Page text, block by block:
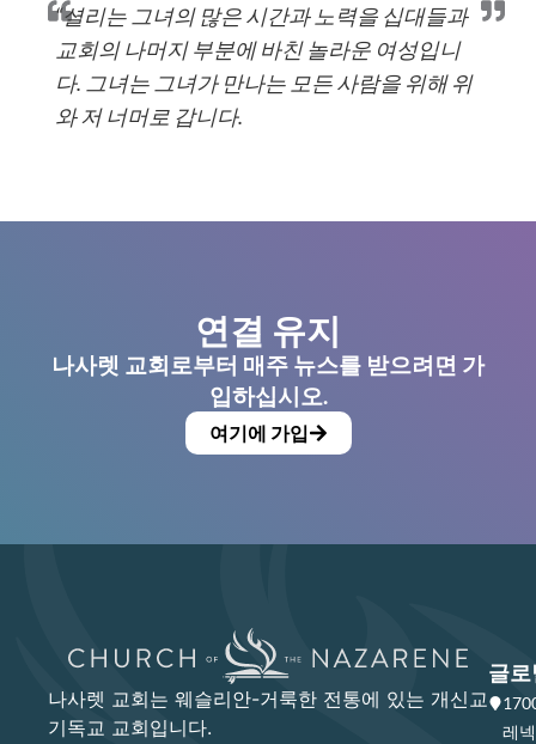
“셜리는 그녀의 많은 시간과 노력을 십대들과
교회의 나머지 부분에 바친 놀라운 여성입니
다. 그녀는 그녀가 만나는 모든 사람을 위해 위
와 저 너머로 갑니다.
연결 유지
나사렛 교회로부터 매주 뉴스를 받으려면 가
입하십시오.
여기에 가입
나사렛 교회는 웨슬리안-거룩한 전통에 있는 개신교
기독교 교회입니다.
글로
레